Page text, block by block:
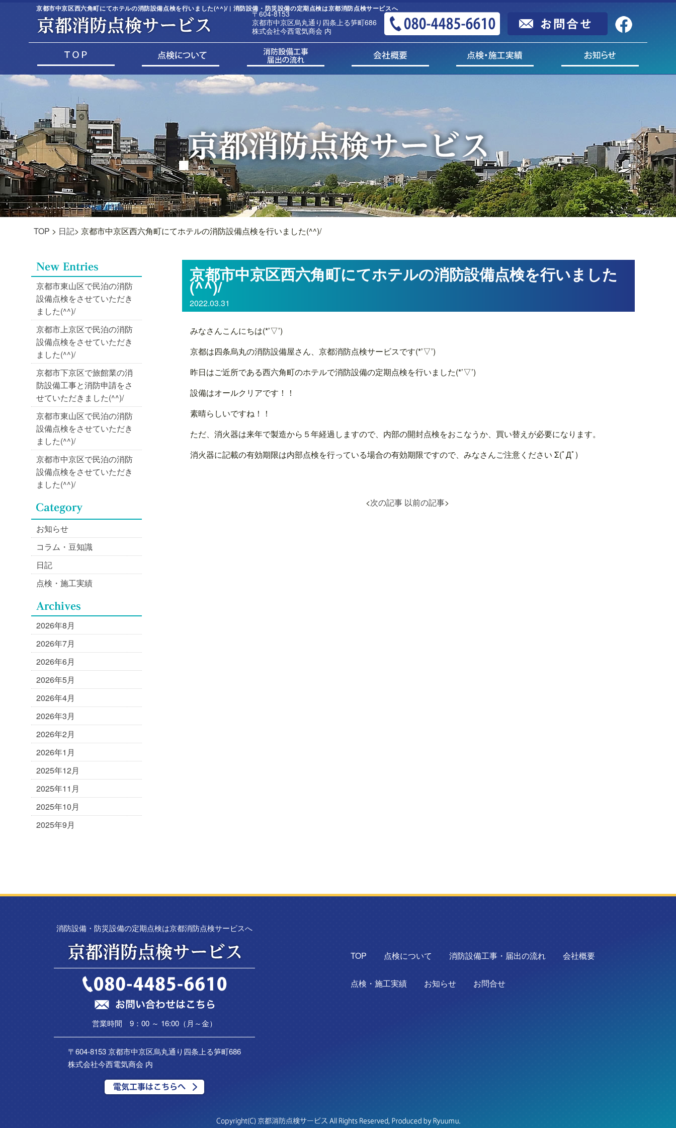
京都市中京区西六角町にてホテルの消防設備点検を行いました(^^)/ | 消防設備・防災設備の定期点検は京都消防点検サービスへ
〒604-8153
京都市中京区烏丸通り四条上る笋町686
株式会社今西電気商会 内
TOP > 日記> 京都市中京区西六角町にてホテルの消防設備点検を行いました(^^)/
京都市東山区で民泊の消防
設備点検をさせていただき
ました(^^)/
京都市上京区で民泊の消防
設備点検をさせていただき
ました(^^)/
京都市下京区で旅館業の消
防設備工事と消防申請をさ
せていただきました(^^)/
京都市東山区で民泊の消防
設備点検をさせていただき
ました(^^)/
京都市中京区で民泊の消防
設備点検をさせていただき
ました(^^)/
お知らせ
コラム・豆知識
日記
点検・施工実績
2026年8月
2026年7月
2026年6月
2026年5月
2026年4月
2026年3月
2026年2月
2026年1月
2025年12月
2025年11月
2025年10月
2025年9月
京都市中京区西六角町にてホテルの消防設備点検を行いました
(^^)/
2022.03.31
みなさんこんにちは(*’▽’)
京都は四条烏丸の消防設備屋さん、京都消防点検サービスです(*’▽’)
昨日はご近所である西六角町のホテルで消防設備の定期点検を行いました(*’▽’)
設備はオールクリアです！！
素晴らしいですね！！
ただ、消火器は来年で製造から５年経過しますので、内部の開封点検をおこなうか、買い替えが必要になります。
消火器に記載の有効期限は内部点検を行っている場合の有効期限ですので、みなさんご注意ください Σ(ﾟДﾟ)
<次の記事 以前の記事>
消防設備・防災設備の定期点検は京都消防点検サービスへ
営業時間 9：00 ～ 16:00（月～金）
〒604-8153 京都市中京区烏丸通り四条上る笋町686
株式会社今西電気商会 内
TOP 点検について 消防設備工事・届出の流れ 会社概要
点検・施工実績 お知らせ お問合せ